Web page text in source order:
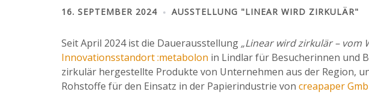
16. SEPTEMBER 2024 AUSSTELLUNG "LINEAR WIRD ZIRKULÄR"
Seit April 2024 ist die Dauerausstellung „Linear wird zirkulär – vom
Innovationsstandort :metabolon in Lindlar für Besucherinnen und
zirkulär hergestellte Produkte von Unternehmen aus der Region,
Rohstoffe für den Einsatz in der Papierindustrie von creapaper